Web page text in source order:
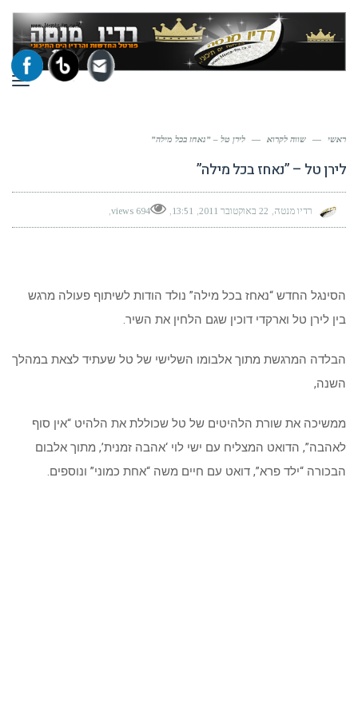
ראשי — שווה לקרוא — לירן טל – ”נאחז בכל מילה”
לירן טל – ”נאחז בכל מילה”
רדיו מנטה 22 באוקטובר 2011 13:51
694 views
הסינגל החדש “נאחז בכל מילה” נולד הודות לשיתוף פעולה מרגש
בין לירן טל וארקדי דוכין שגם הלחין את השיר.
הבלדה המרגשת מתוך אלבומו השלישי של טל שעתיד לצאת במהלך
השנה,
ממשיכה את שורת הלהיטים של טל שכוללת את הלהיט “אין סוף
לאהבה”, הדואט המצליח עם ישי לוי ‘אהבה זמנית’, מתוך אלבום
הבכורה “ילד פרא”, דואט עם חיים משה “אחת כמוני” ונוספים.